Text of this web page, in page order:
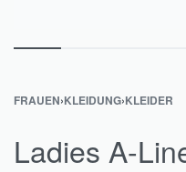
FRAUEN›KLEIDUNG›KLEIDER
Ladies A-